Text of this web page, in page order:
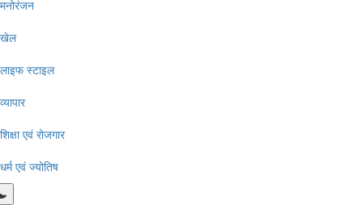
मनोरंजन
खेल
लाइफ स्टाइल
व्यापार
शिक्षा एवं रोजगार
धर्म एवं ज्योतिष